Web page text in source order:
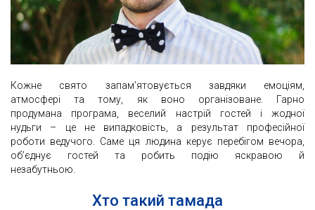
Кожне свято запам’ятовується завдяки емоціям,
атмосфері та тому, як воно організоване. Гарно
продумана програма, веселий настрій гостей і жодної
нудьги – це не випадковість, а результат професійної
роботи ведучого. Саме ця людина керує перебігом вечора,
об’єднує гостей та робить подію яскравою й
незабутньою.
Хто такий тамада